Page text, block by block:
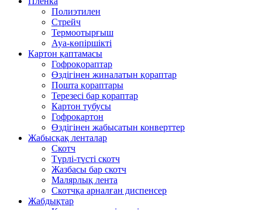
Полиэтилен
Стрейч
Термоотырғыш
Ауа-көпіршікті
Картон қаптамасы
Гофроқораптар
Өздігінен жиналатын қораптар
Пошта қораптары
Терезесі бар қораптар
Картон тубусы
Гофрокартон
Өздігінен жабысатын конверттер
Жабысқақ ленталар
Скотч
Түрлі-түсті скотч
Жазбасы бар скотч
Малярлық лента
Скотчқа арналған диспенсер
Жабдықтар